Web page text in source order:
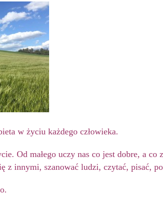
w życiu każdego człowieka.
Od małego uczy nas co jest dobre, a co
z innymi, szanować ludzi, czytać, pisać,